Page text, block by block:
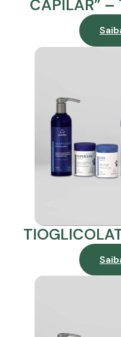
CAPILAR” –